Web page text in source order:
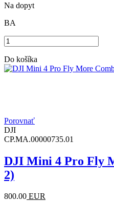
Na dopyt
BA
Do košíka
Porovnať
DJI
CP.MA.00000735.01
DJI Mini 4 Pro Fly
2)
800.00 EUR